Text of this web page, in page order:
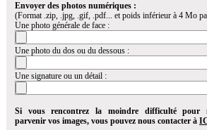
Envoyer des photos numériques :
(Format .zip, .jpg, .gif, .pdf... et poids inférieur à 4 Mo
Une photo générale de face :
Une photo du dos ou du dessous :
Une signature ou un détail :
Si vous rencontrez la moindre difficulté pour
parvenir vos images, vous pouvez nous contacter à